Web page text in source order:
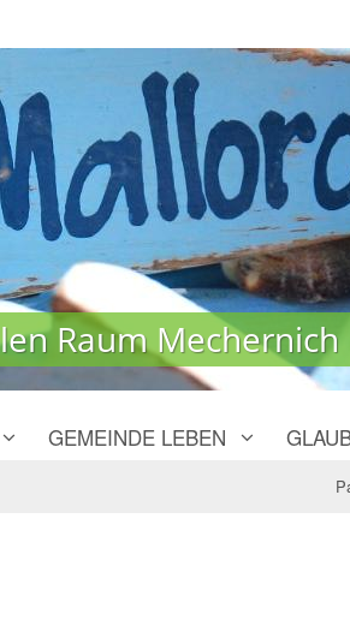
Raum Mechernich
Raum Mechernich
GEMEINDE LEBEN